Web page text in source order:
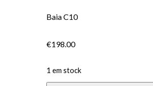
Baia C10
€198.00
1 em stock